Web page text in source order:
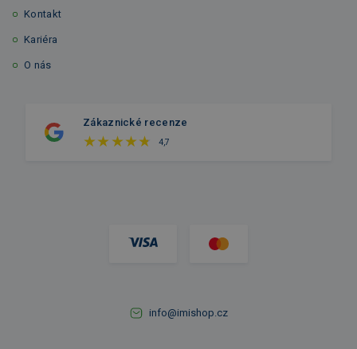
Kontakt
Kariéra
O nás
Zákaznické recenze
4,7
info@imishop.cz